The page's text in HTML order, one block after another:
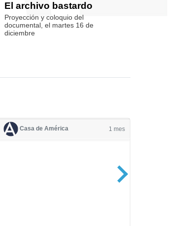
El archivo bastardo
Proyección y coloquio del
documental, el martes 16 de
diciembre
Casa de América 1 mes